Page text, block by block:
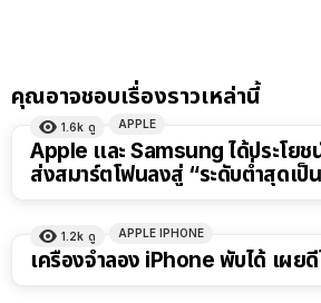
คุณอาจชอบเรื่องราวเหล่านี้
1.6k ดู APPLE
Apple และ Samsung ได้ประโย
ส่งสมาร์ตโฟนลงสู่ “ระดับต่ำสุดเป็
1.2k ดู APPLE IPHONE
เครื่องจำลอง iPhone พับได้ เผย